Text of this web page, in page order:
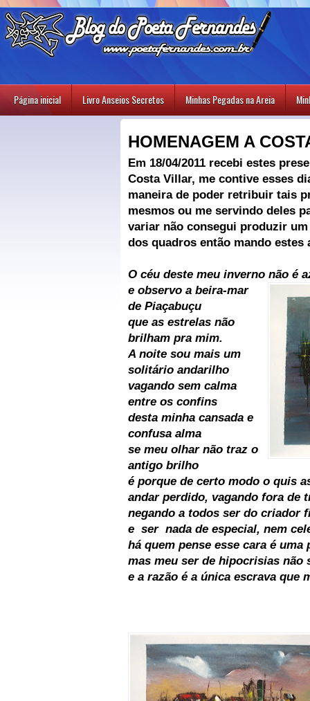
Página inicial Livro Anseios Secretos Minhas Pegadas na Areia
HOMENAGEM A
Em 18/04/2011 recebi estes
Costa Villar, me contive esses
maneira de poder retribuir tais
mesmos ou me servindo deles
variar não consegui produzir
dos quadros então mando estes
O céu deste meu inverno não é
e observo a beira-mar
de Piaçabuçu
que as estrelas não
brilham pra mim.
A noite sou mais um
solitário andarilho
vagando sem calma
entre os confins
desta minha cansada e
confusa alma
se meu olhar não traz o
antigo brilho
é porque de certo modo o quis
andar perdido, vagando fora de
negando a todos ser do criador
e ser nada de especial, nem
há quem pense esse cara é uma
mas meu ser de hipocrisias não
e a razão é a única escrava que